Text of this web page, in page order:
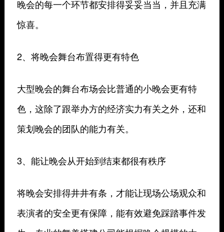
晚会的每一个环节都安排得妥妥当当，并且充满
惊喜。
2、将晚会舞台布置得更有特色
大型晚会的舞台布场会比普通的小晚会更有特
色，这除了跟举办方的经济实力有关之外，还和
策划晚会的团队的能力有关。
3、能让晚会从开始到结束都很有秩序
将晚会安排得井井有条，才能让现场公场观众和
表演者的安全更有保障，能有效避免踩踏事件发